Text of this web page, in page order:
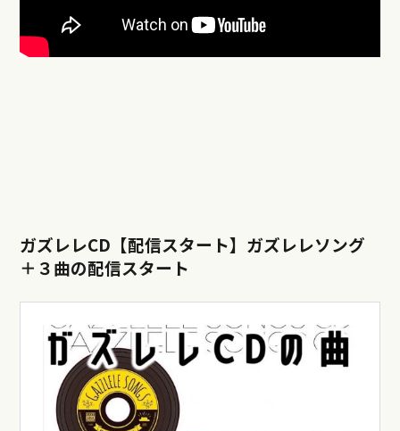
ガズレレCD【配信スタート】ガズレレソング
＋３曲の配信スタート